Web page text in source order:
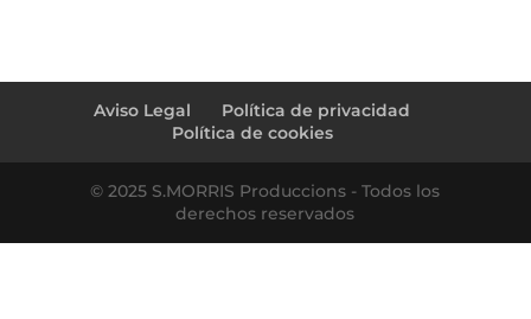
Aviso Legal
Política de privacidad
Política de cookies
© 2025 S.MORRIS Produccions - Todos los
derechos reservados